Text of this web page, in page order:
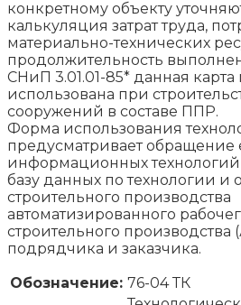
конкретному объекту
калькуляция затрат труда,
материально-технических
продолжительность
СНиП 3.01.01-85* данная карта
использована при
сооружений в составе ППР.
Форма использования
предусматривает обращение
информационных
базу данных по технологии и
строительного производства
автоматизированного
строительного
подрядчика и заказчика.
Обозначение: 76-04 ТК